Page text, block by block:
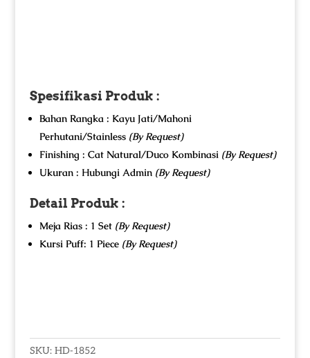
Spesifikasi Produk :
Bahan Rangka : Kayu Jati/Mahoni
Perhutani/Stainless (By Request)
Finishing : Cat Natural/Duco Kombinasi (By Request)
Ukuran : Hubungi Admin (By Request)
Detail Produk :
Meja Rias : 1 Set (By Request)
Kursi Puff: 1 Piece (By Request)
SKU: HD-1852